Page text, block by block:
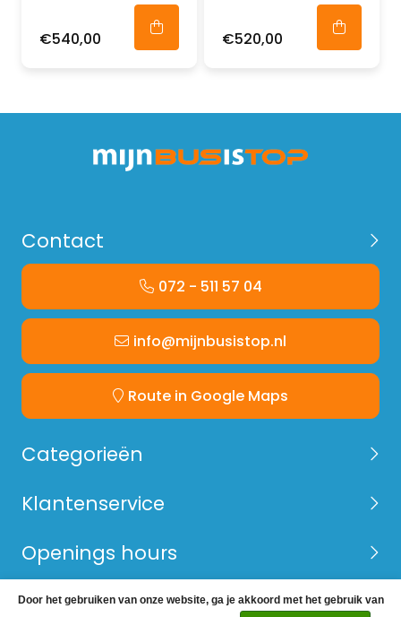
€540,00 €520,00
Contact
072 - 511 57 04
info@mijnbusistop.nl
Route in Google Maps
Categorieën
Klantenservice
Openings hours
© Copyright 2026 Mijn Bus is Top -Webshop laten
Door het gebruiken van onze website, ga je akkoord met het gebruik van